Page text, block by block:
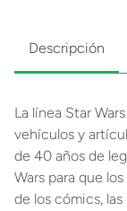
Descripción
La línea Star
vehículos y
de 40 años de
Wars para que
de los cómics, las